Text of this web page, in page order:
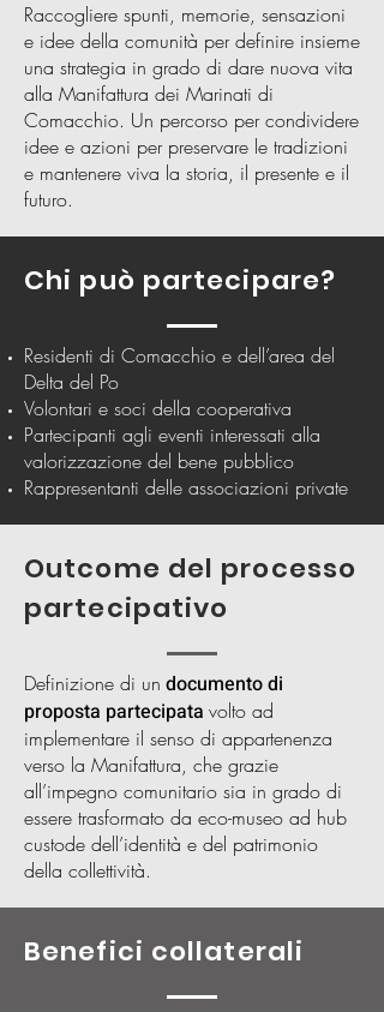
Raccogliere spunti, memorie, sensazioni
e idee della comunità per definire insieme
una strategia in grado di dare nuova vita
alla Manifattura dei Marinati di
Comacchio. Un percorso per condividere
idee e azioni per preservare le tradizioni
e mantenere viva la storia, il presente e il
futuro.
Chi può partecipare?
Residenti di Comacchio e dell’area del
Delta del Po
Volontari e soci della cooperativa
Partecipanti agli eventi interessati alla
valorizzazione del bene pubblico
Rappresentanti delle associazioni private
Outcome del processo
partecipativo
Definizione di un documento di
proposta partecipata volto ad
implementare il senso di appartenenza
verso la Manifattura, che grazie
all’impegno comunitario sia in grado di
essere trasformato da eco-museo ad hub
custode dell’identità e del patrimonio
della collettività.
Benefici collaterali